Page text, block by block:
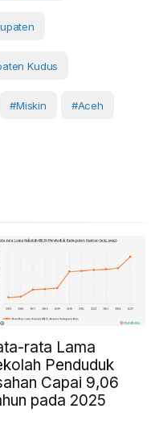
Kudus
#Miskin #Aceh
rata Lama
Penduduk
Capai 9,06
pada 2025